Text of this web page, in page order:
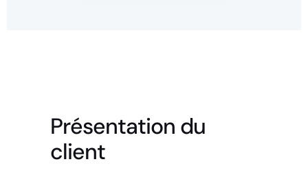
Présentation du
client